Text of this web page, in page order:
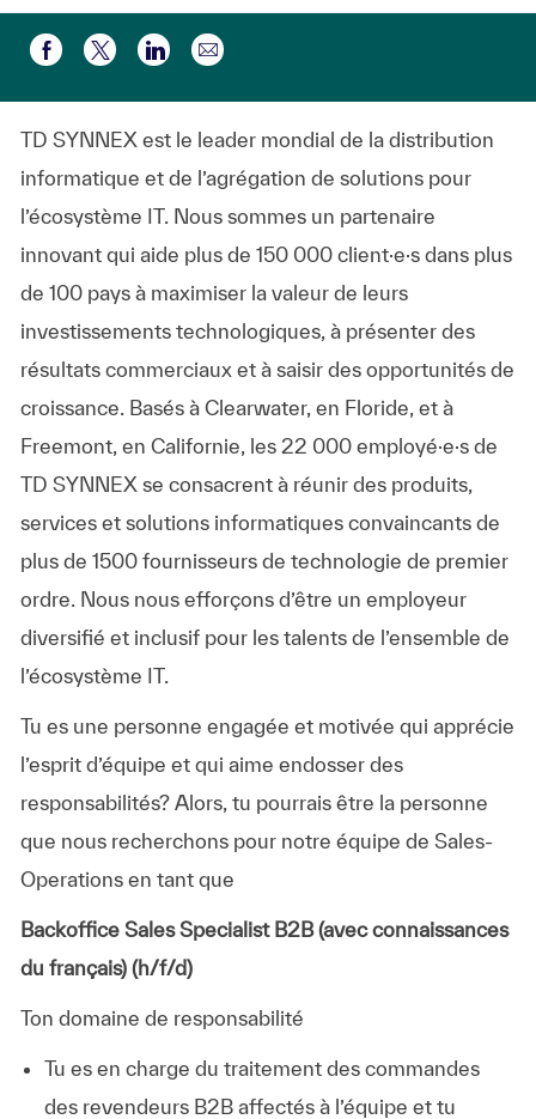
Partager via Facebook
Partager via twitter
Partager via LinkedIn
Partager par e-mail
TD SYNNEX est le leader mondial de la distribution
informatique et de l’agrégation de solutions pour
l’écosystème IT. Nous sommes un partenaire
innovant qui aide plus de 150 000 client·e·s dans plus
de 100 pays à maximiser la valeur de leurs
investissements technologiques, à présenter des
résultats commerciaux et à saisir des opportunités de
croissance. Basés à Clearwater, en Floride, et à
Freemont, en Californie, les 22 000 employé·e·s de
TD SYNNEX se consacrent à réunir des produits,
services et solutions informatiques convaincants de
plus de 1500 fournisseurs de technologie de premier
ordre. Nous nous efforçons d’être un employeur
diversifié et inclusif pour les talents de l’ensemble de
l’écosystème IT.
Tu es une personne engagée et motivée qui apprécie
l’esprit d’équipe et qui aime endosser des
responsabilités? Alors, tu pourrais être la personne
que nous recherchons pour notre équipe de Sales-
Operations en tant que
Backoffice Sales Specialist B2B (avec connaissances
du français) (h/f/d)
Ton domaine de responsabilité
Tu es en charge du traitement des commandes
des revendeurs B2B affectés à l’équipe et tu